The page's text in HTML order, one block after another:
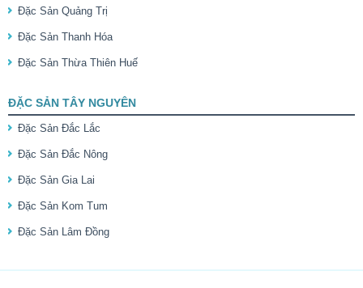
Đặc Sản Quảng Trị
Đặc Sản Thanh Hóa
Đặc Sản Thừa Thiên Huế
ĐẶC SẢN TÂY NGUYÊN
Đặc Sản Đắc Lắc
Đặc Sản Đắc Nông
Đặc Sản Gia Lai
Đặc Sản Kom Tum
Đặc Sản Lâm Đồng